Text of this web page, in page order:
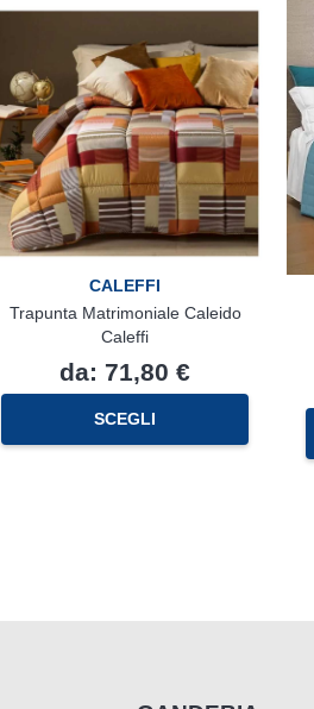
CALEFFI
Trapunta Matrimoniale Caleido
Caleffi
da: 71,80 €
SCEGLI